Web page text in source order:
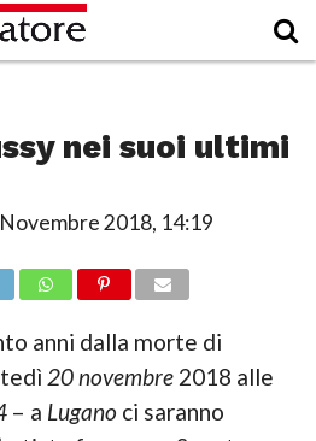
nei suoi ultimi
2018, 14:19
anni dalla morte di
20 novembre2018 alle
– a Lugano ci saranno